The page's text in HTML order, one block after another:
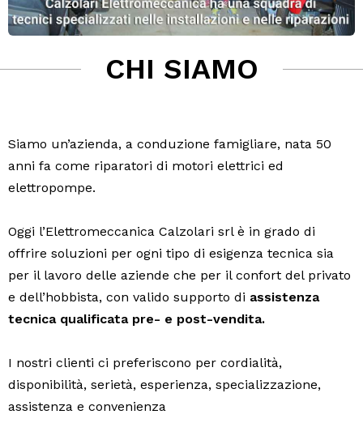
CHI SIAMO
Siamo un’azienda, a conduzione famigliare, nata 50
anni fa come riparatori di motori elettrici ed
elettropompe.
Oggi l’Elettromeccanica Calzolari srl è in grado di
offrire soluzioni per ogni tipo di esigenza tecnica sia
per il lavoro delle aziende che per il confort del privato
e dell’hobbista, con valido supporto di assistenza
tecnica qualificata pre- e post-vendita.
I nostri clienti ci preferiscono per cordialità,
disponibilità, serietà, esperienza, specializzazione,
assistenza e convenienza